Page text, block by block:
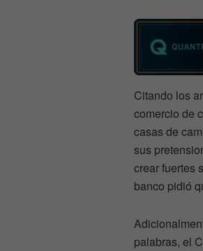
Citando los
comercio de
casas de
sus
crear fuertes
banco pidió
palabras, el